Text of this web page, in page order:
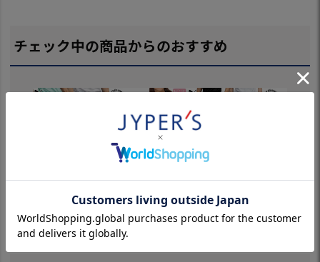
チェック中の商品からのおすすめ
フ PB ショーツ 637
961 ゴルフ PUMA 2
026年モデル 日本
正規品
¥10,890(税込)
スウェットシャツ C
25217201 レディー
ス Callaway ゴルフ
ウェア 2025秋冬モ
デル 日本正規品
¥8,580(税込)
フ PB ジョガー パ
ンツ 637960 ゴル
フ PUMA 2026年モ
デル 日本正規品
¥11,880 (税込)
プリントハイ
llaway ゴルフ
¥7,194(税込)